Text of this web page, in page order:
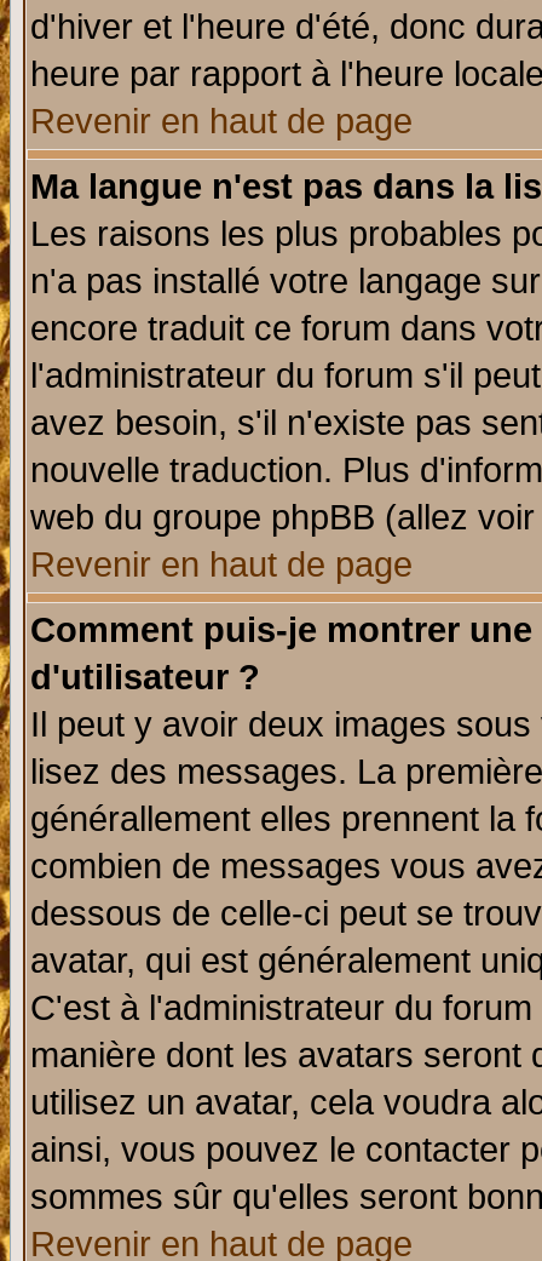
d'hiver et l'heure d'été, donc
heure par rapport à l'heure
Revenir en haut de page
Ma langue n'est pas dans la
Les raisons les plus probables
n'a pas installé votre langage
encore traduit ce forum dans
l'administrateur du forum s'il
avez besoin, s'il n'existe pas
nouvelle traduction. Plus
web du groupe phpBB (allez
Revenir en haut de page
Comment puis-je montrer
d'utilisateur ?
Il peut y avoir deux images
lisez des messages. La
générallement elles prennent la
combien de messages vous
dessous de celle-ci peut se
avatar, qui est généralement
C'est à l'administrateur du
manière dont les avatars seront
utilisez un avatar, cela voudra
ainsi, vous pouvez le contacter
sommes sûr qu'elles seront
Revenir en haut de page